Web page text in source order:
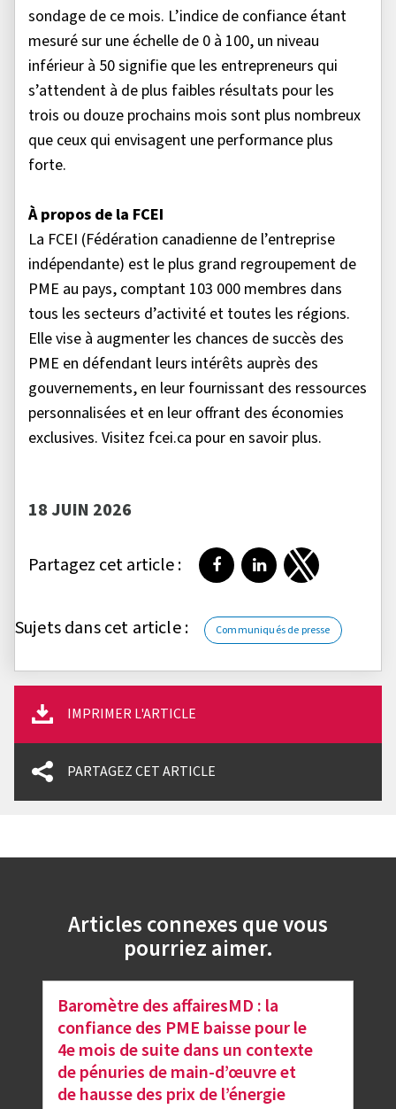
sondage de ce mois. L’indice de confiance étant
mesuré sur une échelle de 0 à 100, un niveau
inférieur à 50 signifie que les entrepreneurs qui
s’attendent à de plus faibles résultats pour les
trois ou douze prochains mois sont plus nombreux
que ceux qui envisagent une performance plus
forte.
À propos de la FCEI
La FCEI (Fédération canadienne de l’entreprise
indépendante) est le plus grand regroupement de
PME au pays, comptant 103 000 membres dans
tous les secteurs d’activité et toutes les régions.
Elle vise à augmenter les chances de succès des
PME en défendant leurs intérêts auprès des
gouvernements, en leur fournissant des ressources
personnalisées et en leur offrant des économies
exclusives. Visitez fcei.ca pour en savoir plus.
18 JUIN 2026
Partagez cet article : Partager sur Facebook
Partager surPartager sur
Sujets dans cet article : Communiqués de presse
IMPRIMER L'ARTICLE
PARTAGEZ CET ARTICLE
Articles connexes que vous
pourriez aimer.
Baromètre des affairesMD : la
confiance des PME baisse pour le
4e mois de suite dans un contexte
de pénuries de main-d’œuvre et
de hausse des prix de l’énergie